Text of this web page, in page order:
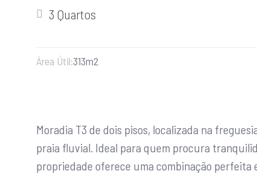
3 Quartos
Área Útil:313m2
Moradia T3 de dois pisos, localizada na
praia fluvial. Ideal para quem procura
propriedade oferece uma combinação